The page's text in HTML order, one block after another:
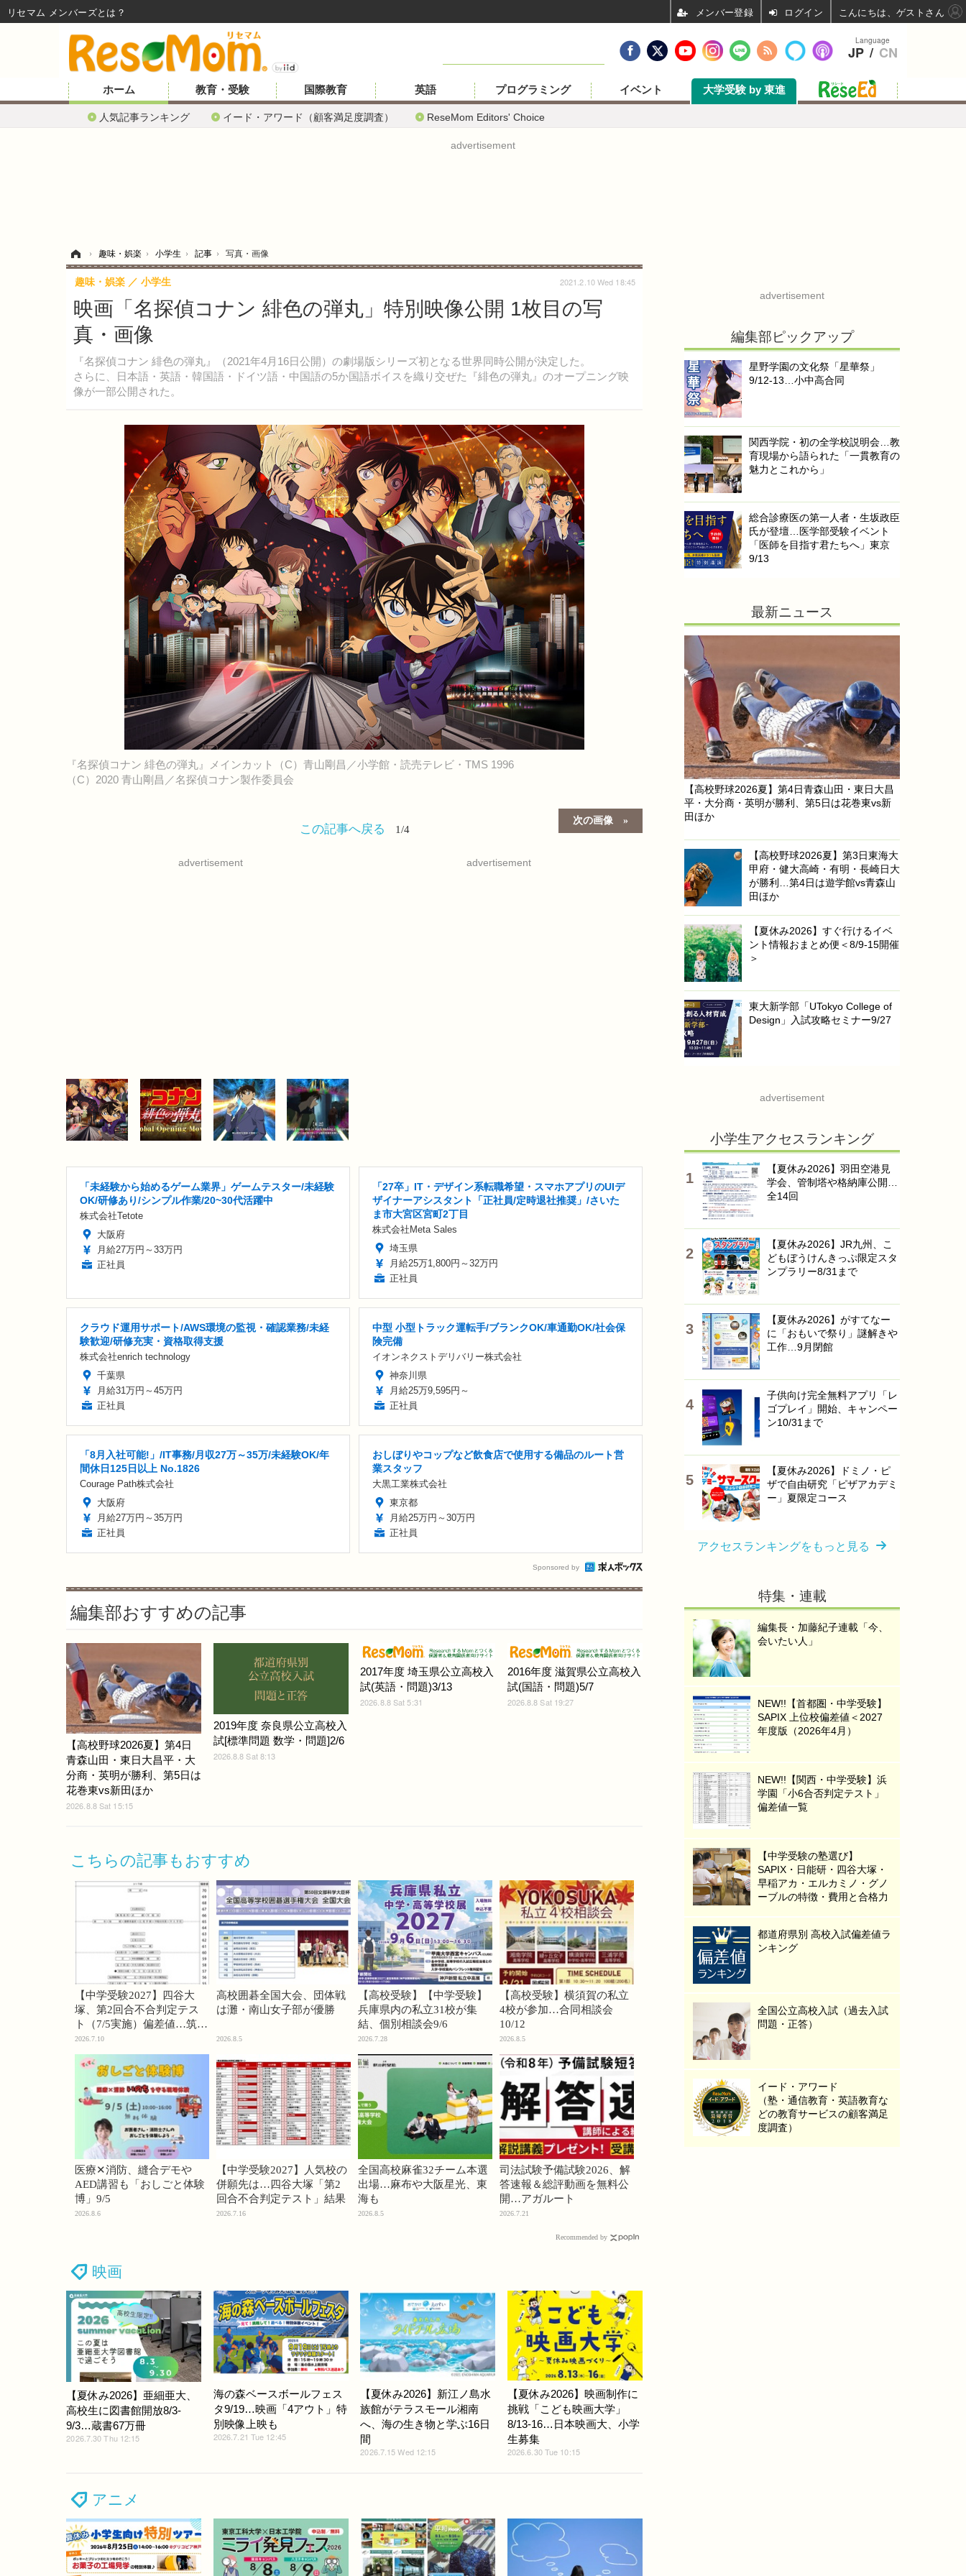
ホーム
人気記事ランキング イード・アワード（顧客満足度調査） ReseMom Editors' Choice
教育・受験 国際教育 英語 プログラミング イベント 大学受験 by 東進
advertisement
› 趣味・娯楽 › 小学生 › 記事 › 写真・画像
映画「名探偵コナン 緋色の弾丸」特別映像公開 1枚目の写
真・画像
『名探偵コナン 緋色の弾丸』（2021年4月16日公開）の劇場版シリーズ初となる世界同時公開が決定した。
さらに、日本語・英語・韓国語・ドイツ語・中国語の5か国語ボイスを織り交ぜた『緋色の弾丸』のオープニング映
像が一部公開された。
趣味・娯楽 小学生 2021.2.10 Wed 18:45
『名探偵コナン 緋色の弾丸』メインカット（C）青山剛昌／小学館・読売テレビ・TMS 1996
（C）2020 青山剛昌／名探偵コナン製作委員会
次の画像
この記事へ戻る 1/4
advertisement advertisement
「未経験から始めるゲーム業界」ゲームテスター/未経験
OK/研修あり/シンプル作業/20~30代活躍中
株式会社Tetote
大阪府
月給27万円～33万円
正社員
「27卒」IT・デザイン系転職希望・スマホアプリのUIデ
ザイナーアシスタント「正社員/定時退社推奨」/さいた
ま市大宮区宮町2丁目
株式会社Meta Sales
埼玉県
月給25万1,800円～32万円
正社員
クラウド運用サポート/AWS環境の監視・確認業務/未経
験歓迎/研修充実・資格取得支援
株式会社enrich technology
千葉県
月給31万円～45万円
正社員
中型 小型トラック運転手/ブランクOK/車通勤OK/社会保
険完備
イオンネクストデリバリー株式会社
神奈川県
月給25万9,595円～
正社員
「8月入社可能!」/IT事務/月収27万～35万/未経験OK/年
間休日125日以上 No.1826
Courage Path株式会社
大阪府
月給27万円～35万円
正社員
おしぼりやコップなど飲食店で使用する備品のルート営
業スタッフ
大黒工業株式会社
東京都
月給25万円～30万円
正社員
Sponsored by
編集部おすすめの記事
【高校野球2026夏】第4日
青森山田・東日大昌平・大
分商・英明が勝利、第5日は
花巻東vs新田ほか
2026.8.8 Sat 15:15
2019年度 奈良県公立高校入
試[標準問題 数学・問題]2/6
2026.8.8 Sat 8:13
2017年度 埼玉県公立高校入
試(英語・問題)3/13
2026.8.8 Sat 5:31
2016年度 滋賀県公立高校入
試(国語・問題)5/7
2026.8.8 Sat 19:27
こちらの記事もおすすめ
【中学受験2027】四谷大
塚、第2回合不合判定テス
ト（7/5実施）偏差値…筑駒
74・桜蔭70＜PR＞
2026.7.10
高校囲碁全国大会、団体戦
は灘・南山女子部が優勝
2026.8.5
【高校受験】【中学受験】
兵庫県内の私立31校が集
結、個別相談会9/6
2026.7.28
【高校受験】横須賀の私立
4校が参加…合同相談会
10/12
2026.8.5
医療✕消防、縫合デモや
AED講習も「おしごと体験
博」9/5
2026.8.6
【中学受験2027】人気校の
併願先は…四谷大塚「第2
回合不合判定テスト」結果
2026.7.16
全国高校麻雀32チーム本選
出場…麻布や大阪星光、東
海も
2026.8.5
司法試験予備試験2026、解
答速報＆総評動画を無料公
開…アガルート
2026.7.21
Recommended by
映画
【夏休み2026】亜細亜大、
高校生に図書館開放8/3-
9/3…蔵書67万冊
2026.7.30 Thu 12:15
海の森ベースボールフェス
タ9/19…映画「4アウト」特
別映像上映も
2026.7.21 Tue 12:45
【夏休み2026】新江ノ島水
族館がテラスモール湘南
へ、海の生き物と学ぶ16日
間
2026.7.15 Wed 12:15
【夏休み2026】映画制作に
挑戦「こども映画大学」
8/13-16…日本映画大、小学
生募集
2026.6.30 Tue 10:15
アニメ
advertisement
編集部ピックアップ
星野学園の文化祭「星華祭」
9/12-13…小中高合同
関西学院・初の全学校説明会…教
育現場から語られた「一貫教育の
魅力とこれから」
総合診療医の第一人者・生坂政臣
氏が登壇…医学部受験イベント
「医師を目指す君たちへ」東京
9/13
最新ニュース
【高校野球2026夏】第4日青森山田・東日大昌
平・大分商・英明が勝利、第5日は花巻東vs新
田ほか
【高校野球2026夏】第3日東海大
甲府・健大高崎・有明・長崎日大
が勝利…第4日は遊学館vs青森山
田ほか
【夏休み2026】すぐ行けるイベ
ント情報おまとめ便＜8/9-15開催
＞
東大新学部「UTokyo College of
Design」入試攻略セミナー9/27
advertisement
小学生アクセスランキング
【夏休み2026】羽田空港見
学会、管制塔や格納庫公開…
全14回
【夏休み2026】JR九州、こ
どもぼうけんきっぷ限定スタ
ンプラリー8/31まで
【夏休み2026】がすてなー
に「おもいで祭り」謎解きや
工作…9月閉館
子供向け完全無料アプリ「レ
ゴプレイ」開始、キャンペー
ン10/31まで
【夏休み2026】ドミノ・ピ
ザで自由研究「ピザアカデミ
ー」夏限定コース
アクセスランキングをもっと見る
特集・連載
編集長・加藤紀子連載「今、
会いたい人」
NEW!!【首都圏・中学受験】
SAPIX 上位校偏差値＜2027
年度版（2026年4月）
NEW!!【関西・中学受験】浜
学園「小6合否判定テスト」
偏差値一覧
【中学受験の塾選び】
SAPIX・日能研・四谷大塚・
早稲アカ・エルカミノ・グノ
ーブルの特徴・費用と合格力
都道府県別 高校入試偏差値ラ
ンキング
全国公立高校入試（過去入試
問題・正答）
イード・アワード
（塾・通信教育・英語教育な
どの教育サービスの顧客満足
度調査）
Language
JP / CN
リセマム メンバーズ ログイン こんにちは、ゲストさん